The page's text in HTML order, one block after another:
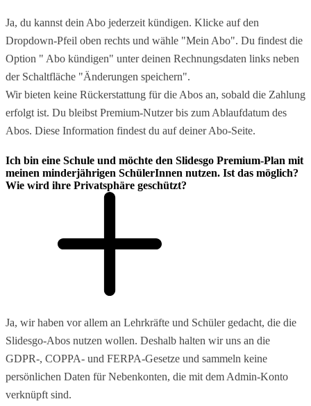
Ja, du kannst dein Abo jederzeit kündigen. Klicke auf den
Dropdown-Pfeil oben rechts und wähle "Mein Abo". Du findest die
Option " Abo kündigen" unter deinen Rechnungsdaten links neben
der Schaltfläche "Änderungen speichern".
Wir bieten keine Rückerstattung für die Abos an, sobald die Zahlung
erfolgt ist. Du bleibst Premium-Nutzer bis zum Ablaufdatum des
Abos. Diese Information findest du auf deiner Abo-Seite.
Ich bin eine Schule und möchte den Slidesgo Premium-Plan mit
meinen minderjährigen SchülerInnen nutzen. Ist das möglich?
Wie wird ihre Privatsphäre geschützt?
Ja, wir haben vor allem an Lehrkräfte und Schüler gedacht, die die
Slidesgo-Abos nutzen wollen. Deshalb halten wir uns an die
GDPR-, COPPA- und FERPA-Gesetze und sammeln keine
persönlichen Daten für Nebenkonten, die mit dem Admin-Konto
verknüpft sind.